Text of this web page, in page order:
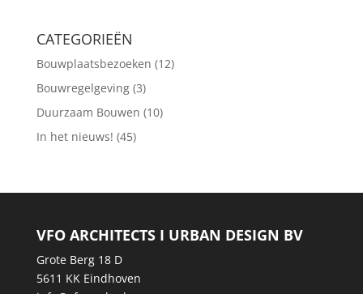
CATEGORIEËN
Bouwplaatsbezoeken (12)
Bouwregelgeving(3)
Duurzaam Bouwen (10)
In het nieuws! (45)
VFO ARCHITECTS I URBAN DESIGN BV
Grote Berg 18 D
5611 KK Eindhoven